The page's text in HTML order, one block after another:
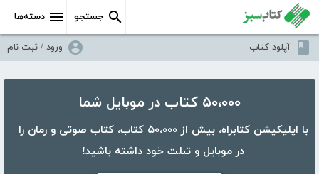
دسته‌ها جستجو
آپلود کتاب ورود / ثبت نام
۵۰،۰۰۰ کتاب در موبایل شما
با اپلیکیشن کتابراه، بیش از ۵۰،۰۰۰ کتاب، کتاب صوتی و رمان را
در موبایل و تبلت خود داشته باشید!